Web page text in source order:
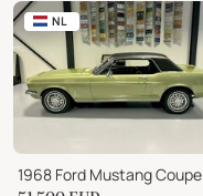
NL
1968 Ford Mustang Coupe